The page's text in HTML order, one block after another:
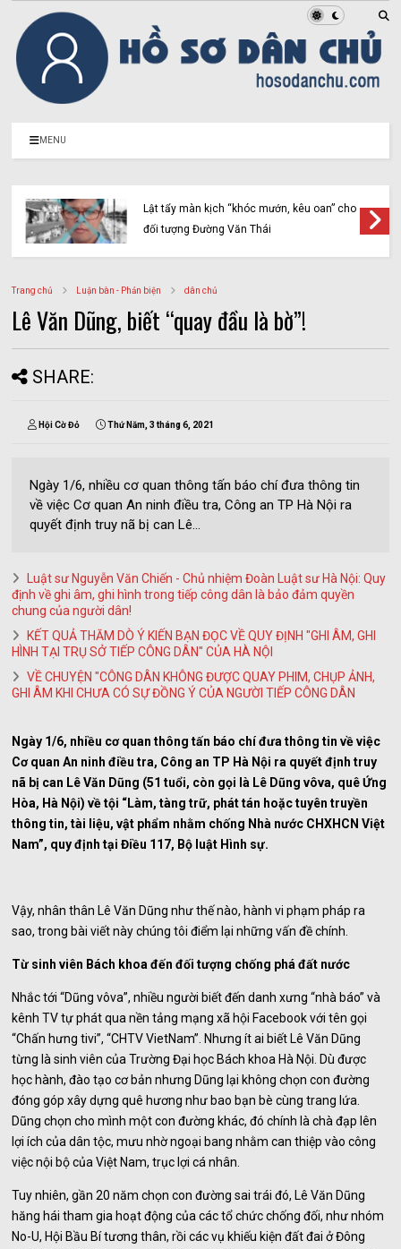
MENU
Lật tẩy màn kịch “khóc mướn, kêu oan” cho
đối tượng Đường Văn Thái
Trang chủ Luận bàn - Phản biện dân chủ
Lê Văn Dũng, biết “quay đầu là bờ”!
SHARE:
Hội Cờ Đỏ Thứ Năm, 3 tháng 6, 2021
Ngày 1/6, nhiều cơ quan thông tấn báo chí đưa thông tin
về việc Cơ quan An ninh điều tra, Công an TP Hà Nội ra
quyết định truy nã bị can Lê...
Luật sư Nguyễn Văn Chiến - Chủ nhiệm Đoàn Luật sư Hà Nội: Quy
định về ghi âm, ghi hình trong tiếp công dân là bảo đảm quyền
chung của người dân!
KẾT QUẢ THĂM DÒ Ý KIẾN BẠN ĐỌC VỀ QUY ĐỊNH "GHI ÂM, GHI
HÌNH TẠI TRỤ SỞ TIẾP CÔNG DÂN" CỦA HÀ NỘI
VỀ CHUYỆN "CÔNG DÂN KHÔNG ĐƯỢC QUAY PHIM, CHỤP ẢNH,
GHI ÂM KHI CHƯA CÓ SỰ ĐỒNG Ý CỦA NGƯỜI TIẾP CÔNG DÂN
Ngày 1/6, nhiều cơ quan thông tấn báo chí đưa thông tin về việc
Cơ quan An ninh điều tra, Công an TP Hà Nội ra quyết định truy
nã bị can Lê Văn Dũng (51 tuổi, còn gọi là Lê Dũng vôva, quê Ứng
Hòa, Hà Nội) về tội “Làm, tàng trữ, phát tán hoặc tuyên truyền
thông tin, tài liệu, vật phẩm nhằm chống Nhà nước CHXHCN Việt
Nam”, quy định tại Điều 117, Bộ luật Hình sự.
Vậy, nhân thân Lê Văn Dũng như thế nào, hành vi phạm pháp ra
sao, trong bài viết này chúng tôi điểm lại những vấn đề chính.
Từ sinh viên Bách khoa đến đối tượng chống phá đất nước
Nhắc tới “Dũng vôva”, nhiều người biết đến danh xưng “nhà báo” và
kênh TV tự phát qua nền tảng mạng xã hội Facebook với tên gọi
“Chấn hưng tivi”, “CHTV VietNam”. Nhưng ít ai biết Lê Văn Dũng
từng là sinh viên của Trường Đại học Bách khoa Hà Nội. Dù được
học hành, đào tạo cơ bản nhưng Dũng lại không chọn con đường
đóng góp xây dựng quê hương như bao bạn bè cùng trang lứa.
Dũng chọn cho mình một con đường khác, đó chính là chà đạp lên
lợi ích của dân tộc, mưu nhờ ngoại bang nhằm can thiệp vào công
việc nội bộ của Việt Nam, trục lợi cá nhân.
Tuy nhiên, gần 20 năm chọn con đường sai trái đó, Lê Văn Dũng
hăng hái tham gia hoạt động của các tổ chức chống đối, như nhóm
No-U, Hội Bầu Bí tương thân, rồi các vụ khiếu kiện đất đai ở Đông